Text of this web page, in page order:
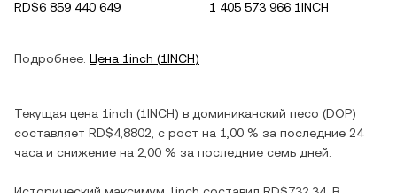
RD$6 859 440 649
1 405 573 966 1INCH
Подробнее: Цена 1inch (1INCH)
Текущая цена 1inch (1INCH) в доминиканский песо (DOP)
составляет RD$4,8802 , c рост на 1,00 % за последние 24
часа и снижение на 2,00 % за последние семь дней.